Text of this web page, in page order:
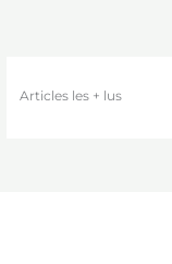
Articles les + lus